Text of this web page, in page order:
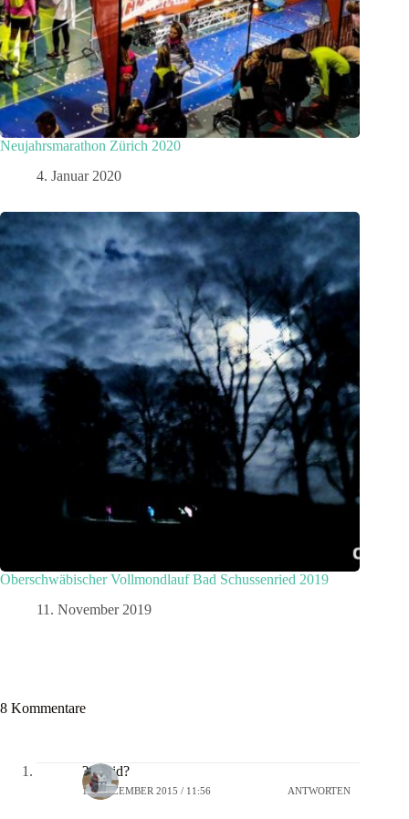
Neujahrsmarathon Zürich 2020
4. Januar 2020
Oberschwäbischer Vollmondlauf Bad Schussenried 2019
11. November 2019
8 Kommentare
?Sigrid?
18. DEZEMBER 2015 / 11:56 ANTWORTEN